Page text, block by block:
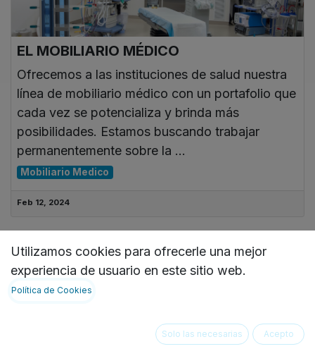
EL MOBILIARIO MÉDICO
Ofrecemos a las instituciones de salud nuestra
línea de mobiliario médico con un portafolio que
cada vez se potencializa y brinda más
posibilidades. Estamos buscando trabajar
permanentemente sobre la ...
Mobiliario Medico
Feb 12, 2024
Utilizamos cookies para ofrecerle una mejor
experiencia de usuario en este sitio web.
Política de Cookies
Solo las necesarias Acepto